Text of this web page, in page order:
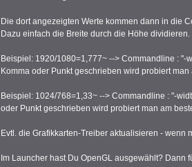
Die dort angezeigten Werte kommen dann in die
Dazu einfach die Breite durch die Höhe dividieren.
Beispiel: 1920/1080=1,777~ --> Commandline :
Komma oder Punkt geschrieben wird probiert man
Beispiel: 1024/768=1,33~ --> Commandline : "-
oder Punkt geschrieben wird probiert man am
Evtl. die Grafikkarten-Treiber aktualisieren - wenn
Im Launcher hast Du OpenGL ausgewählt? Dann